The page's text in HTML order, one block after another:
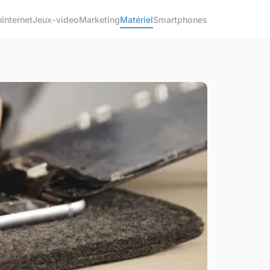
InternetJeux-videoMarketingMatérielSmartphones